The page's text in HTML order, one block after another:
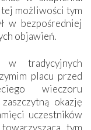
możliwości tym
w bezpośredniej
objawień.
w tradycyjnych
placu przed
wieczoru
okazję
uczestników
tym